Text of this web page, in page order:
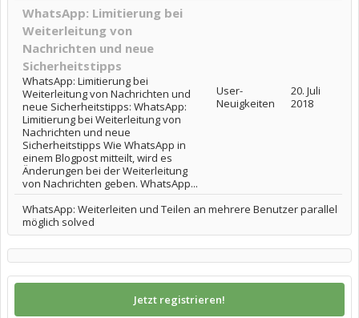
WhatsApp: Limitierung bei
Weiterleitung von
Nachrichten und neue
Sicherheitstipps
WhatsApp: Limitierung bei
Weiterleitung von Nachrichten und
neue Sicherheitstipps: WhatsApp:
Limitierung bei Weiterleitung von
Nachrichten und neue
Sicherheitstipps Wie WhatsApp in
einem Blogpost mitteilt, wird es
Änderungen bei der Weiterleitung
von Nachrichten geben. WhatsApp...
User-
Neuigkeiten
20. Juli
2018
WhatsApp: Weiterleiten und Teilen an mehrere Benutzer parallel
möglich solved
Jetzt registrieren!